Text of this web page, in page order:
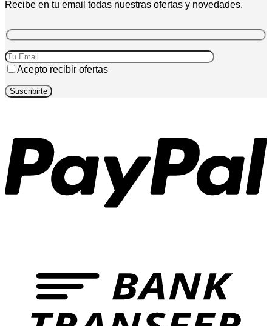
Recibe en tu email todas nuestras ofertas y novedades.
Acepto recibir ofertas